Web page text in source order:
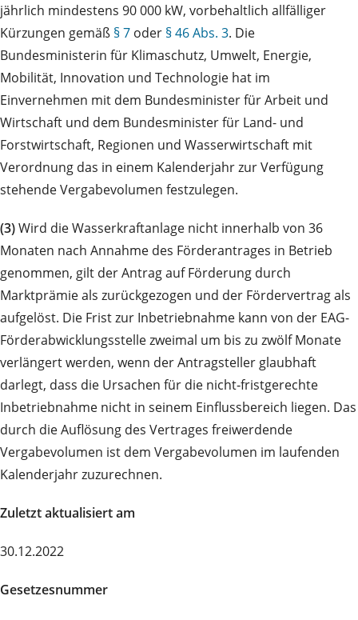
jährlich mindestens 90 000 kW, vorbehaltlich allfälliger
Kürzungen gemäß § 7 oder § 46 Abs. 3. Die
Bundesministerin für Klimaschutz, Umwelt, Energie,
Mobilität, Innovation und Technologie hat im
Einvernehmen mit dem Bundesminister für Arbeit und
Wirtschaft und dem Bundesminister für Land- und
Forstwirtschaft, Regionen und Wasserwirtschaft mit
Verordnung das in einem Kalenderjahr zur Verfügung
stehende Vergabevolumen festzulegen.
(3)Wird die Wasserkraftanlage nicht innerhalb von 36
Monaten nach Annahme des Förderantrages in Betrieb
genommen, gilt der Antrag auf Förderung durch
Marktprämie als zurückgezogen und der Fördervertrag als
aufgelöst. Die Frist zur Inbetriebnahme kann von der EAG-
Förderabwicklungsstelle zweimal um bis zu zwölf Monate
verlängert werden, wenn der Antragsteller glaubhaft
darlegt, dass die Ursachen für die nicht‑fristgerechte
Inbetriebnahme nicht in seinem Einflussbereich liegen. Das
durch die Auflösung des Vertrages freiwerdende
Vergabevolumen ist dem Vergabevolumen im laufenden
Kalenderjahr zuzurechnen.
Zuletzt aktualisiert am
30.12.2022
Gesetzesnummer